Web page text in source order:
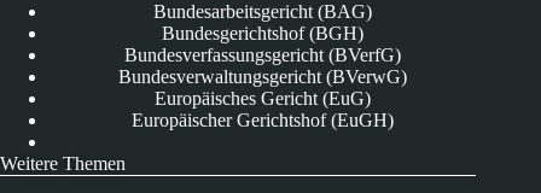
Bundesarbeitsgericht (BAG)
Bundesgerichtshof (BGH)
Bundesverfassungsgericht (BVerfG)
Bundesverwaltungsgericht (BVerwG)
Europäisches Gericht (EuG)
Europäischer Gerichtshof (EuGH)
Weitere Themen